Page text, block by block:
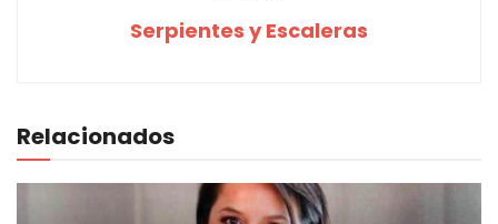
Serpientes y Escaleras
Relacionados